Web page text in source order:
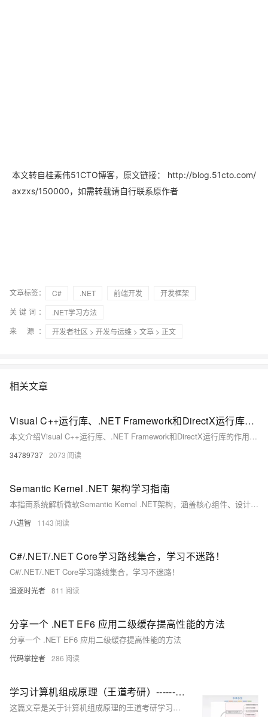
本文转自桂素伟51CTO博客，原文链接： http://blog.51cto.com/
axzxs/150000，如需转载请自行联系原作者
文章标签： C# .NET 前端开发
开发框架
关键词：
.NET学习方法
来 源：
开发者社区 > 开发与运维 > 文章 > 正文
相关文章
Visual C++运行库、.NET Framework和DirectX运行库的作用及常见问题解决方案，涵盖MSVCP140.dll丢失、0xc000007b错误等典型故障的修复方法
本文介绍Visual C++运行库、.NET Framework和DirectX运行库的作用及常见问题解决方案，涵盖MSVCP140.dll丢失、0xc000007b错误等典型故障的修复方法，提供官方下载链接与系统修复工具使用指南。
34789737 2073
Semantic Kernel .NET 架构学习指南
本指南系统解析微软Semantic Kernel .NET架构，涵盖核心组件、设计模式与源码结构，结合实战路径与调试技巧，助你从入门到贡献开源，掌握AI编排开发全栈技能。
八进智 1143
C#/.NET/.NET Core学习路线集合，学习不迷路！
C#/.NET/.NET Core学习路线集合，学习不迷路！
追逐时光者 811
分享一个 .NET EF6 应用二级缓存提高性能的方法
分享一个 .NET EF6 应用二级缓存提高性能的方法
代码掌控者 286
学习计算机组成原理（王道考研）------第十一天https://zhengyz.blog.csdn.net/article/details/121706379?spm=1001.2014.3001.5502
这篇文章是关于计算机组成原理的王道考研学习笔记，主要介绍了半导体存储器RAM和ROM的相关知识。